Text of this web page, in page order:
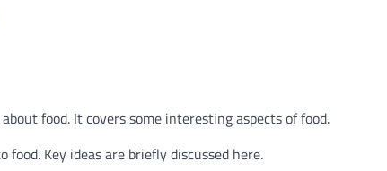
food. It covers some interesting aspects of food.
Key ideas are briefly discussed here.